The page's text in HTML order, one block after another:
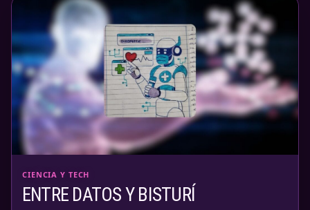
CIENCIA Y TECH
ENTRE DATOS Y BISTURÍ